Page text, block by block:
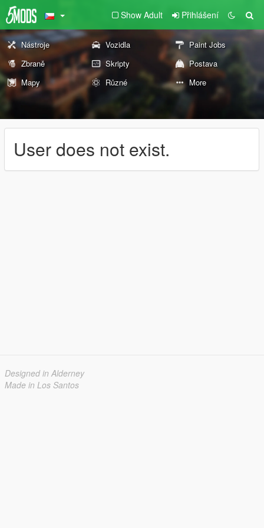
Show Adult Přihlášení
Nástroje Vozidla
Paint Jobs
Zbraně
Skripty
Postava
Mapy
Různé More
User does not exist.
Designed in Alderney
Made in Los Santos